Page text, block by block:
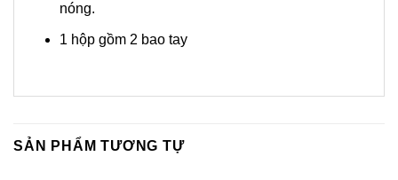
nóng.
1 hộp gồm 2 bao tay
SẢN PHẨM TƯƠNG TỰ